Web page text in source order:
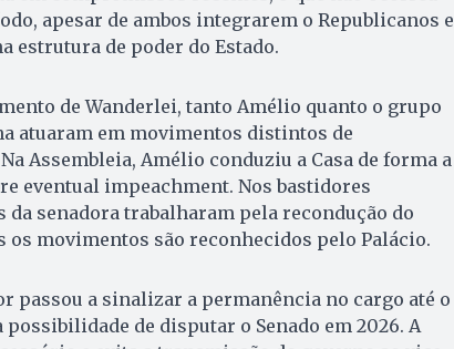
apesar de ambos integrarem o Republicanos e
estrutura de poder do Estado.
de Wanderlei, tanto Amélio quanto o grupo
atuaram em movimentos distintos de
Assembleia, Amélio conduziu a Casa de forma a
eventual impeachment. Nos bastidores
senadora trabalharam pela recondução do
os movimentos são reconhecidos pelo Palácio.
passou a sinalizar a permanência no cargo até o
de disputar o Senado em 2026. A